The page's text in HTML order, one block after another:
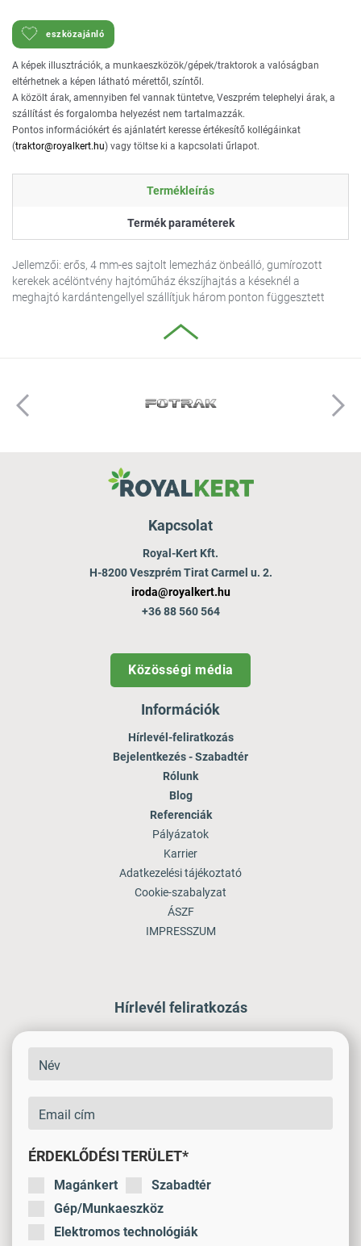
eszközajánló
A képek illusztrációk, a munkaeszközök/gépek/traktorok a valóságban
eltérhetnek a képen látható mérettől, színtől.
A közölt árak, amennyiben fel vannak tüntetve, Veszprém telephelyi árak, a
szállítást és forgalomba helyezést nem tartalmazzák.
Pontos információkért és ajánlatért keresse értékesítő kollégáinkat
(traktor@royalkert.hu) vagy töltse ki a kapcsolati űrlapot.
Termékleírás
Termék paraméterek
Jellemzői: erős, 4 mm-es sajtolt lemezház önbeálló, gumírozott
kerekek acélöntvény hajtóműház ékszíjhajtás a késeknél a
meghajtó kardántengellyel szállítjuk három ponton függesztett
Kapcsolat
Royal-Kert Kft.
H-8200 Veszprém Tirat Carmel u. 2.
iroda@royalkert.hu
+36 88 560 564
Közösségi média
Információk
Hírlevél-feliratkozás
Bejelentkezés - Szabadtér
Rólunk
Blog
Referenciák
Pályázatok
Karrier
Adatkezelési tájékoztató
Cookie-szabalyzat
ÁSZF
IMPRESSZUM
Hírlevél feliratkozás
ÉRDEKLŐDÉSI TERÜLET*
Magánkert
Szabadtér
Gép/Munkaeszköz
Elektromos technológiák